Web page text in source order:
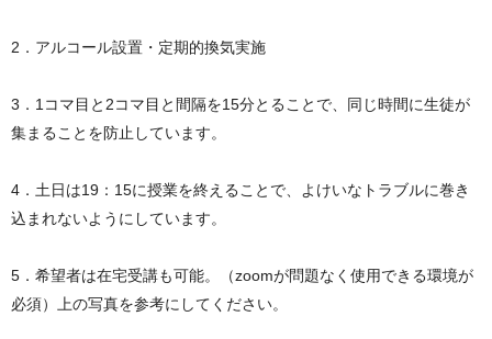
2．アルコール設置・定期的換気実施
3．1コマ目と2コマ目と間隔を15分とることで、同じ時間に生徒が
集まることを防止しています。
4．土日は19：15に授業を終えることで、よけいなトラブルに巻き
込まれないようにしています。
5．希望者は在宅受講も可能。（zoomが問題なく使用できる環境が
必須）上の写真を参考にしてください。